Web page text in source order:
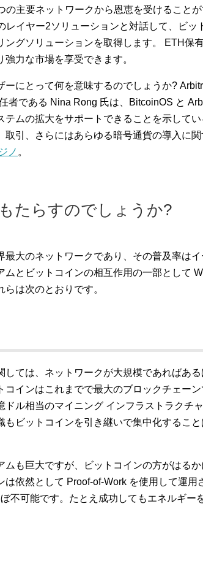
主要ネットワークから恩恵を受けることが
レイヤー2ソリューションと対話して、ビッ
グソリューションを取得します。 ETH保
力な市場を享受できます。
ーにとって何を意味するのでしょうか?
者である Nina Rong 氏は、BitcoinOS と
テムの拡大をサポートできることを示して
取引、さらにはあらゆる暗号通貨の導入に
ノ 。
たらすのでしょうか?
最大のネットワークであり、その普及率はイ
ムとビットコインの相互作用の一部として
は次のとおりです。
しては、ネットワークが大規模であればあ
コインはこれまでで最大のブロックチェー
ル相当のマイニング インフラストラクチ
もビットコインを引き継いで集中化するこ
ムも巨大ですが、ビットコインの方がはる
依然として Proof-of-Work を使用して運用
不可能です。たとえ成功してもエネルギー